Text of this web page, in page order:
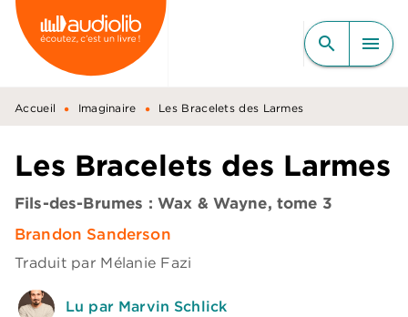
MENU RECHERCHE
CONTENU
PIED DE PAGE
search menu
Accueil • Imaginaire • Les Bracelets des Larmes
Les Bracelets des Larmes
Fils-des-Brumes : Wax & Wayne, tome 3
Brandon Sanderson
Traduit par Mélanie Fazi
Lu par Marvin Schlick